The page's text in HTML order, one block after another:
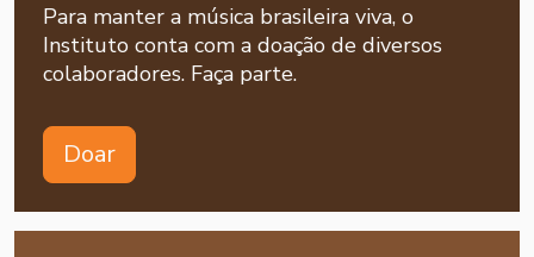
Para manter a música brasileira viva, o
Instituto conta com a doação de diversos
colaboradores. Faça parte.
Doar